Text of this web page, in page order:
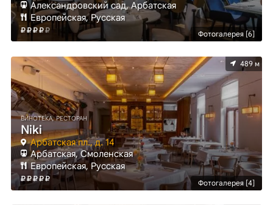
Фотогалерея [6]
Александровский сад, Арбатская
Европейская, Русская
Фотогалерея [4]
489 м
ВИНОТЕКА, РЕСТОРАН
Niki
Арбатская пл., д. 14
Арбатская, Смоленская
Европейская, Русская